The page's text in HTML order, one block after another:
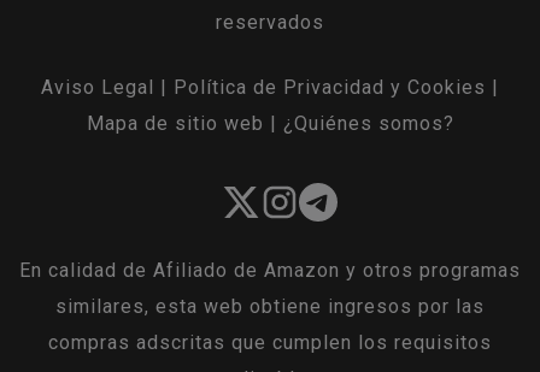
reservados
Aviso Legal Política de Privacidad y Cookies
Mapa de sitio web
¿Quiénes somos?
En calidad de Afiliado de Amazon y otros programas
similares, esta web obtiene ingresos por las
compras adscritas que cumplen los requisitos